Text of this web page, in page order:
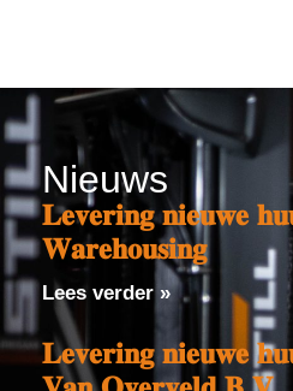
Nieuws
𝐋𝐞𝐯𝐞𝐫𝐢𝐧𝐠 𝐧𝐢𝐞𝐮𝐰𝐞
𝐖𝐚𝐫𝐞𝐡𝐨𝐮𝐬𝐢𝐧𝐠
Lees verder »
𝐋𝐞𝐯𝐞𝐫𝐢𝐧𝐠 𝐧𝐢𝐞𝐮𝐰𝐞